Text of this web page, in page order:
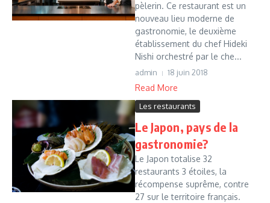
pèlerin. Ce restaurant est un
nouveau lieu moderne de
gastronomie, le deuxième
établissement du chef Hideki
Nishi orchestré par le che...
admin 18 juin 2018
Read More
Les restaurants
Le Japon, pays de la
gastronomie?
Le Japon totalise 32
restaurants 3 étoiles, la
récompense suprême, contre
27 sur le territoire français.